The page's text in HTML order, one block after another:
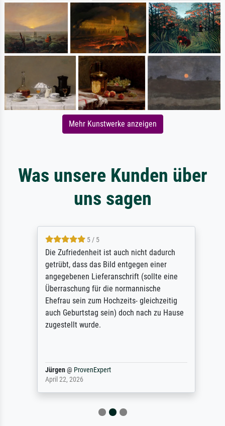
Mehr Kunstwerke anzeigen
Was unsere Kunden über
uns sagen
5 / 5
Die Zufriedenheit ist auch nicht dadurch
getrübt, dass das Bild entgegen einer
angegebenen Lieferanschrift (sollte eine
Überraschung für die normannische
Ehefrau sein zum Hochzeits- gleichzeitig
auch Geburtstag sein) doch nach zu Hause
zugestellt wurde.
Jürgen@ProvenExpert
April 22, 2026